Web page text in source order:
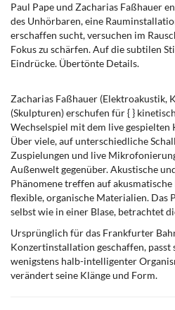
Paul Pape und Zacharias Faßhauer
des Unhörbaren, eine
erschaffen sucht, versuchen im
Fokus zu schärfen. Auf die subtilen
Eindrücke. Übertönte Details.
Zacharias Faßhauer (Elektroakustik,
(Skulpturen) erschufen für { }
Wechselspiel mit dem live
Über viele, auf unterschiedliche
Zuspielungen und live
Außenwelt gegenüber. Akustische
Phänomene treffen auf
flexible, organische Materialien. Das
selbst wie in einer Blase, betrachtet
Ursprünglich für das Frankfurter
Konzertinstallation geschaffen, passt
wenigstens halb-intelligenter
verändert seine Klänge und Form.